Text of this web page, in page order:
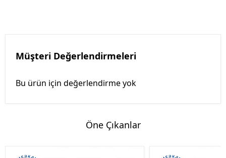
Müşteri Değerlendirmeleri
Bu ürün için değerlendirme yok
Öne Çıkanlar